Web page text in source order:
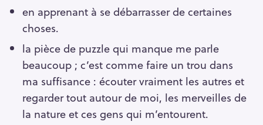
en apprenant à se débarrasser de certaines
choses.
la pièce de puzzle qui manque me parle
beaucoup ; c’est comme faire un trou dans
ma suffisance : écouter vraiment les autres et
regarder tout autour de moi, les merveilles de
la nature et ces gens qui m’entourent.